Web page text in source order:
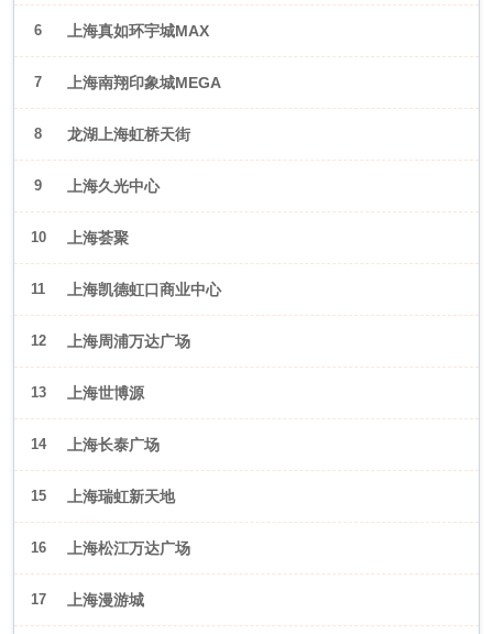
6 上海真如环宇城MAX
7 上海南翔印象城MEGA
8 龙湖上海虹桥天街
9 上海久光中心
10 上海荟聚
11 上海凯德虹口商业中心
12 上海周浦万达广场
13 上海世博源
14 上海长泰广场
15 上海瑞虹新天地
16 上海松江万达广场
17 上海漫游城